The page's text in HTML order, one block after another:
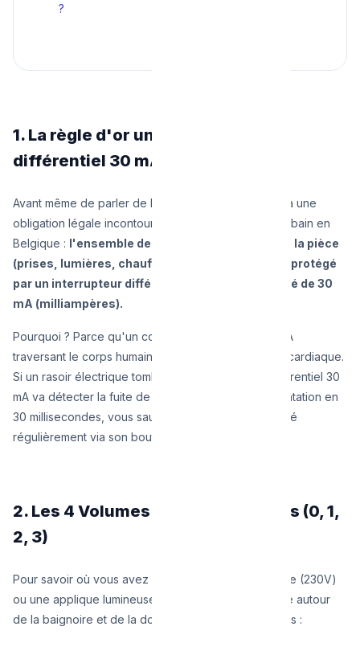
?
1. La règle d'or universelle : Le
différentiel 30 mA
Avant même de parler de la position des prises, il y a une
obligation légale incontournable pour toute salle de bain en
Belgique : l'ensemble des circuits électriques de la pièce
(prises, lumières, chauffage, aération) doit être protégé
par un interrupteur différentiel à haute sensibilité de 30
mA (milliampères).
Pourquoi ? Parce qu'un courant de seulement 50 mA
traversant le corps humain peut provoquer un arrêt cardiaque.
Si un rasoir électrique tombe dans le lavabo, le différentiel 30
mA va détecter la fuite de courant et couper l'alimentation en
30 millisecondes, vous sauvant la vie. Il doit être testé
régulièrement via son bouton "Test".
2. Les 4 Volumes du RGIE expliqués (0, 1,
2, 3)
Pour savoir où vous avez le droit de placer une prise (230V)
ou une applique lumineuse, le RGIE a divisé l'espace autour
de la baignoire et de la douche en 4 volumes virtuels :